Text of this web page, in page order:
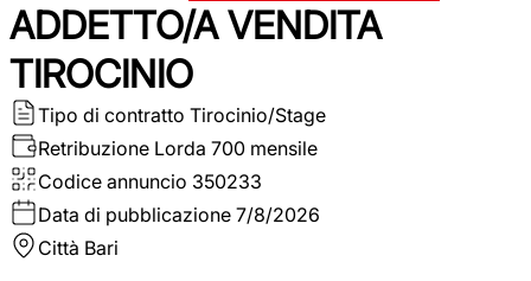
ADDETTO/A VENDITA
TIROCINIO
Tipo di contratto Tirocinio/Stage
Retribuzione Lorda 700 mensile
Codice annuncio 350233
Data di pubblicazione 7/8/2026
Città Bari